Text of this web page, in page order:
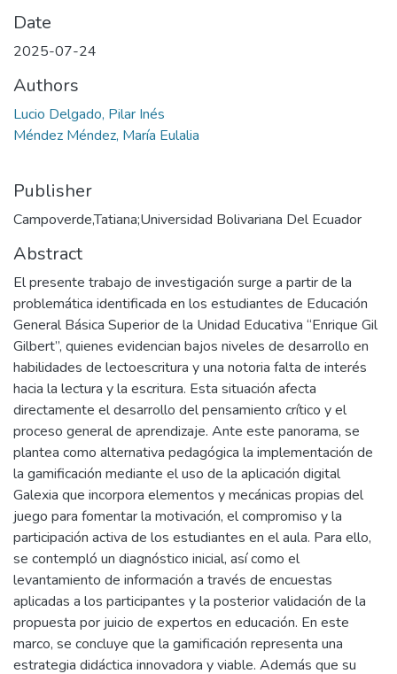
Date
2025-07-24
Authors
Lucio Delgado, Pilar Inés
Méndez Méndez, María Eulalia
Publisher
Campoverde,Tatiana;Universidad Bolivariana Del Ecuador
Abstract
El presente trabajo de investigación surge a partir de la
problemática identificada en los estudiantes de Educación
General Básica Superior de la Unidad Educativa “Enrique Gil
Gilbert”, quienes evidencian bajos niveles de desarrollo en
habilidades de lectoescritura y una notoria falta de interés
hacia la lectura y la escritura. Esta situación afecta
directamente el desarrollo del pensamiento crítico y el
proceso general de aprendizaje. Ante este panorama, se
plantea como alternativa pedagógica la implementación de
la gamificación mediante el uso de la aplicación digital
Galexia que incorpora elementos y mecánicas propias del
juego para fomentar la motivación, el compromiso y la
participación activa de los estudiantes en el aula. Para ello,
se contempló un diagnóstico inicial, así como el
levantamiento de información a través de encuestas
aplicadas a los participantes y la posterior validación de la
propuesta por juicio de expertos en educación. En este
marco, se concluye que la gamificación representa una
estrategia didáctica innovadora y viable. Además que su